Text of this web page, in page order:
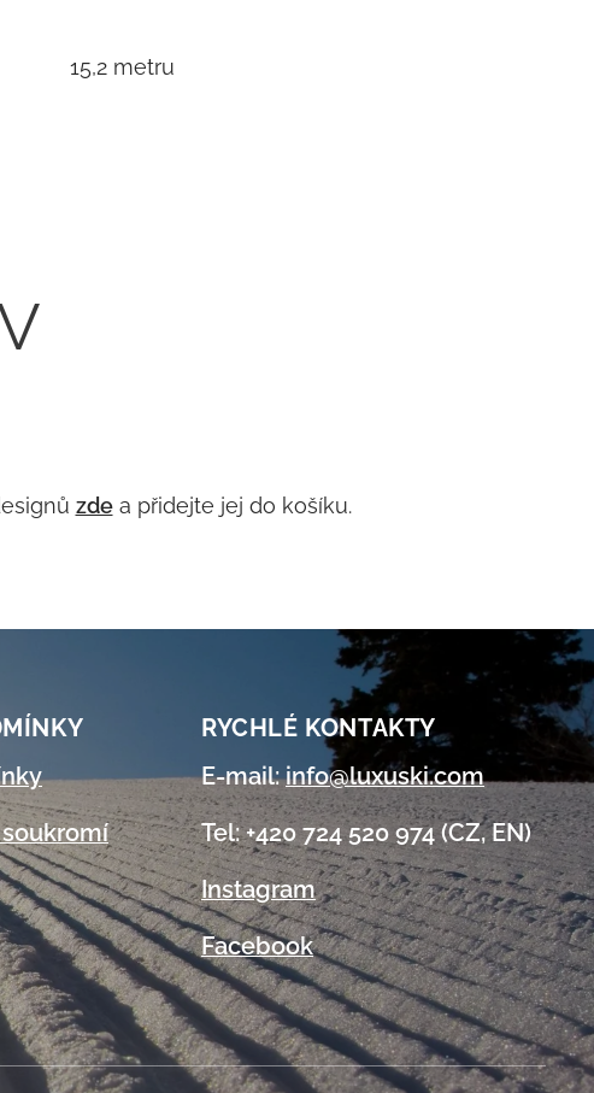
15,2 metru
zdea přidejte jej do košíku.
RYCHLÉ KONTAKTY
E-mail:info@luxuski.com
Tel: +420 724 520 974 (CZ, EN)
Instagram
Facebook